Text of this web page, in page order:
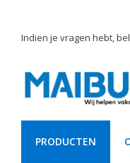
Indien je vragen hebt,
PRODUCTEN